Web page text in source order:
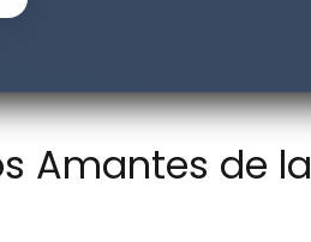
Amantes de la